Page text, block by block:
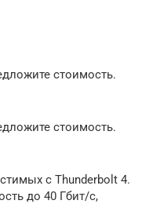
стоимость.
стоимость.
с Thunderbolt 4.
до 40 Гбит/с,